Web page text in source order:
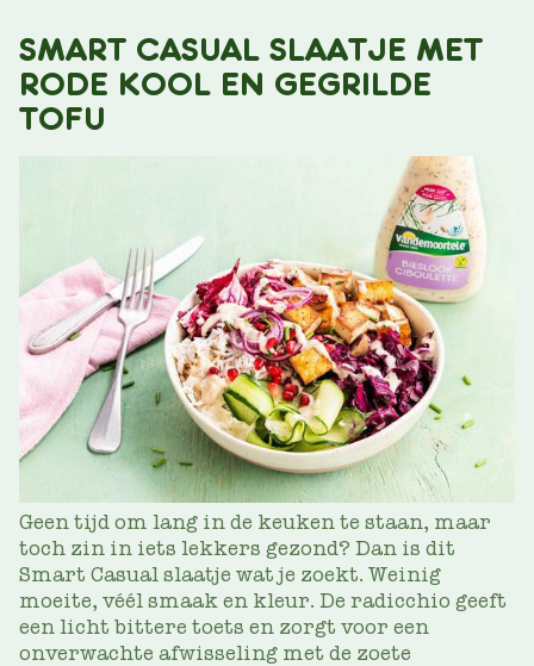
SMART CASUAL SLAATJE MET
RODE KOOL EN GEGRILDE
TOFU
Geen tijd om lang in de keuken te staan, maar
toch zin in iets lekkers gezond? Dan is dit
Smart Casual slaatje wat je zoekt. Weinig
moeite, véél smaak en kleur. De radicchio geeft
een licht bittere toets en zorgt voor een
onverwachte afwisseling met de zoete